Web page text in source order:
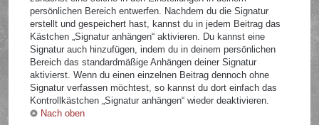
persönlichen Bereich entwerfen. Nachdem du die Signatur
erstellt und gespeichert hast, kannst du in jedem Beitrag das
Kästchen „Signatur anhängen“ aktivieren. Du kannst eine
Signatur auch hinzufügen, indem du in deinem persönlichen
Bereich das standardmäßige Anhängen deiner Signatur
aktivierst. Wenn du einen einzelnen Beitrag dennoch ohne
Signatur verfassen möchtest, so kannst du dort einfach das
Kontrollkästchen „Signatur anhängen“ wieder deaktivieren.
Nach oben